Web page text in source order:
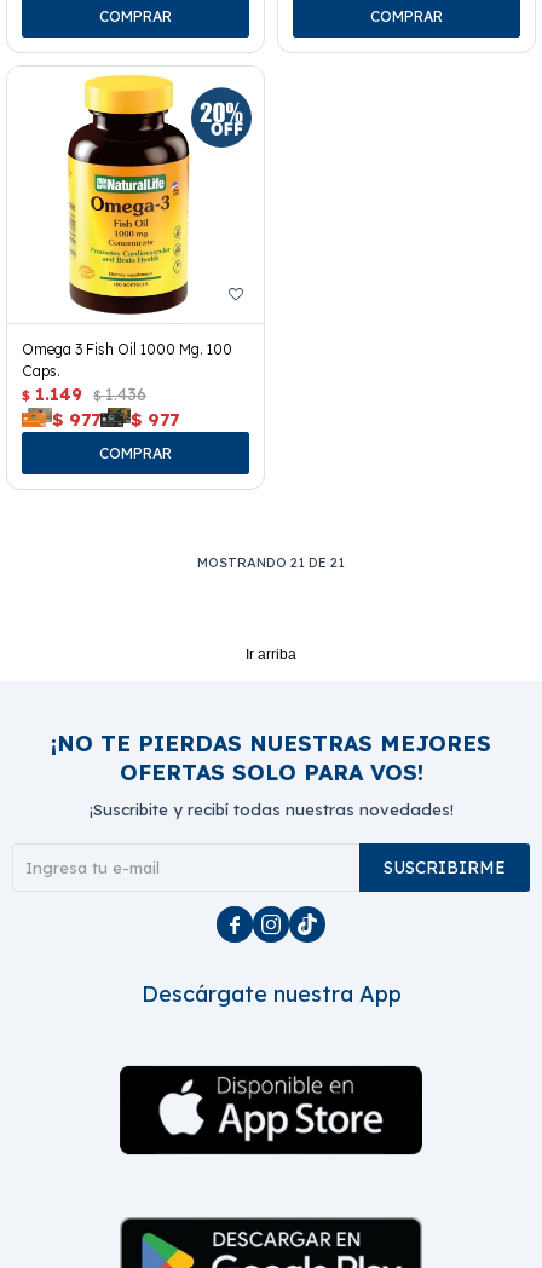
Omega 3 Fish Oil 1000 Mg. 100
Caps.
$ 1.149 $ 1.436
$ 977 $ 977
MOSTRANDO 21 DE 21
Ir arriba
¡NO TE PIERDAS NUESTRAS MEJORES
OFERTAS SOLO PARA VOS!
¡Suscribite y recibí todas nuestras novedades!
SUSCRIBIRME
  
Descárgate nuestra App